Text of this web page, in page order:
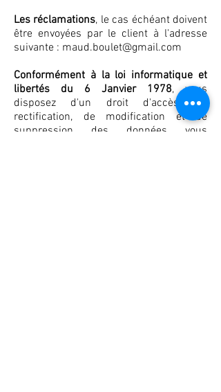
Les réclamations, le cas échéant doivent
être envoyées par le client à l'adresse
suivante : maud.boulet@gmail.com
Conformément à la loi informatique et
libertés du 6 Janvier 1978, vous
disposez d'un droit d'accès, de
rectification, de modification et de
suppression des données vous